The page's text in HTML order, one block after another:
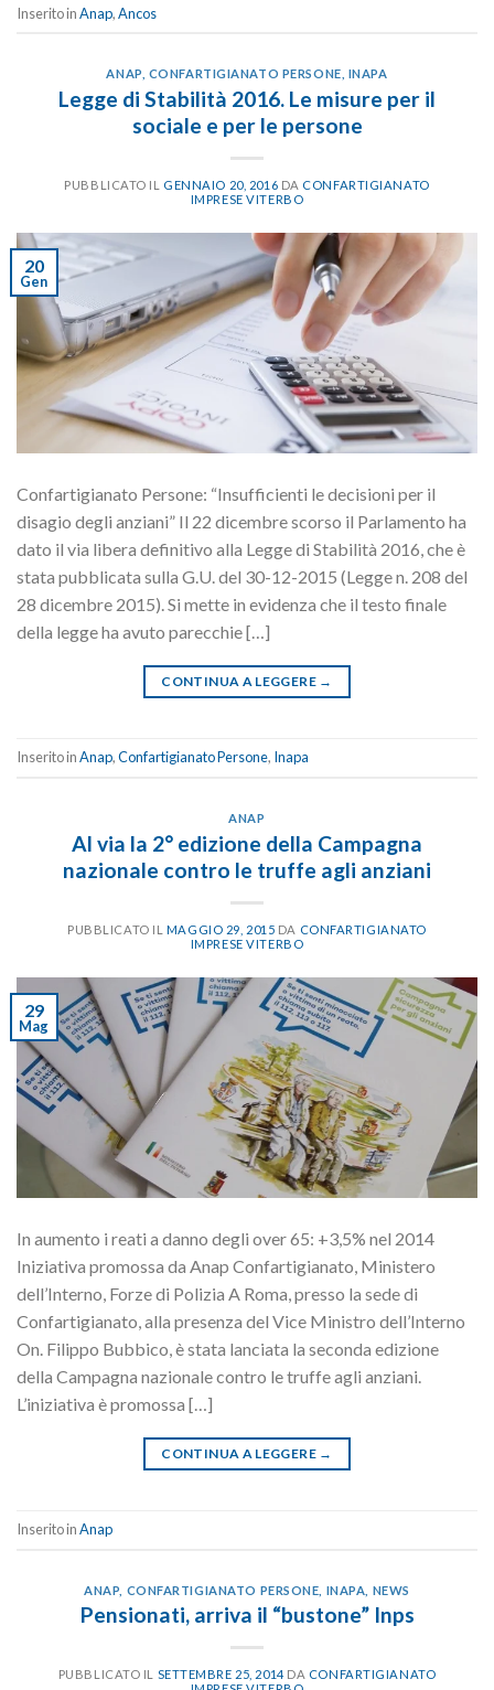
Inserito inAnap,Ancos
ANAP CONFARTIGIANATO PERSONE INAPA
Legge di Stabilità 2016. Le misure per il
sociale e per le persone
PUBBLICATO IL GENNAIO 20, 2016 DA CONFARTIGIANATO
IMPRESE VITERBO
20
Gen
Confartigianato Persone: “Insufficienti le decisioni per il
disagio degli anziani” Il 22 dicembre scorso il Parlamento ha
dato il via libera definitivo alla Legge di Stabilità 2016, che è
stata pubblicata sulla G.U. del 30-12-2015 (Legge n. 208 del
28 dicembre 2015). Si mette in evidenza che il testo finale
della legge ha avuto parecchie […]
CONTINUA A LEGGERE →
Inserito inAnap,Confartigianato Persone, Inapa
ANAP
Al via la 2° edizione della Campagna
nazionale contro le truffe agli anziani
PUBBLICATO IL MAGGIO 29, 2015 DA CONFARTIGIANATO
IMPRESE VITERBO
29
Mag
In aumento i reati a danno degli over 65: +3,5% nel 2014
Iniziativa promossa da Anap Confartigianato, Ministero
dell’Interno, Forze di Polizia A Roma, presso la sede di
Confartigianato, alla presenza del Vice Ministro dell’Interno
On. Filippo Bubbico, è stata lanciata la seconda edizione
della Campagna nazionale contro le truffe agli anziani.
L’iniziativa è promossa […]
CONTINUA A LEGGERE →
Inserito inAnap
ANAP CONFARTIGIANATO PERSONE INAPA NEWS
Pensionati, arriva il “bustone” Inps
PUBBLICATO IL SETTEMBRE 25, 2014 DA CONFARTIGIANATO